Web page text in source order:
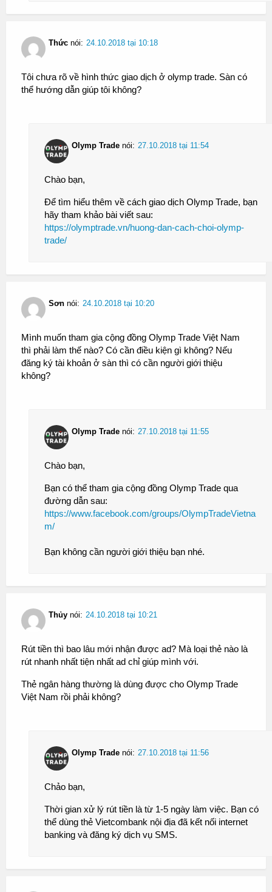
Thức nói: 24.10.2018 tại 10:18
Tôi chưa rõ về hình thức giao dịch ở olymp trade. Sàn có
thể hướng dẫn giúp tôi không?
Olymp Trade nói: 27.10.2018 tại 11:54
Chào bạn,
Để tìm hiểu thêm về cách giao dịch Olymp Trade, bạn
hãy tham khảo bài viết sau:
https://olymptrade.vn/huong-dan-cach-choi-olymp-
trade/
Sơn nói: 24.10.2018 tại 10:20
Mình muốn tham gia cộng đồng Olymp Trade Việt Nam
thì phải làm thế nào? Có cần điều kiện gì không? Nếu
đăng ký tài khoản ở sàn thì có cần người giới thiệu
không?
Olymp Trade nói: 27.10.2018 tại 11:55
Chào bạn,
Bạn có thể tham gia cộng đồng Olymp Trade qua
đường dẫn sau:
https://www.facebook.com/groups/OlympTradeVietna
m/
Bạn không cần người giới thiệu bạn nhé.
Thủy nói: 24.10.2018 tại 10:21
Rút tiền thì bao lâu mới nhận được ad? Mà loại thẻ nào là
rút nhanh nhất tiện nhất ad chỉ giúp mình với.
Thẻ ngân hàng thường là dùng được cho Olymp Trade
Việt Nam rồi phải không?
Olymp Trade nói: 27.10.2018 tại 11:56
Chảo bạn,
Thời gian xử lý rút tiền là từ 1-5 ngày làm việc. Bạn có
thể dùng thẻ Vietcombank nội địa đã kết nối internet
banking và đăng ký dịch vụ SMS.